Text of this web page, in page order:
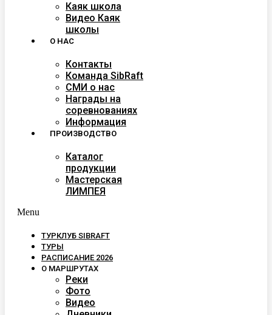
Каяк школа
Видео Каяк
школы
О НАС
Контакты
Команда SibRaft
СМИ о нас
Награды на
соревнованиях
Информация
ПРОИЗВОДСТВО
Каталог
продукции
Мастерская
ЛИМПЕЯ
Menu
ТУРКЛУБ SIBRAFT
ТУРЫ
РАСПИСАНИЕ 2026
О МАРШРУТАХ
Реки
Фото
Видео